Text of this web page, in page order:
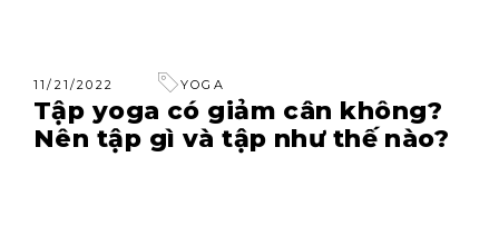
11/21/2022 YOGA
Tập yoga có giảm cân không?
Nên tập gì và tập như thế nào?